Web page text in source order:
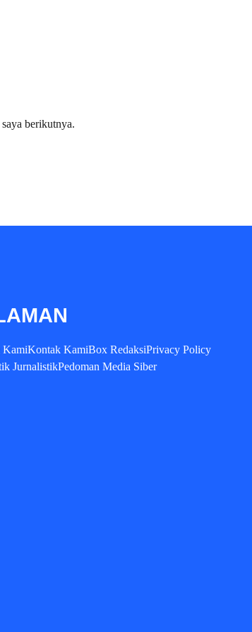
berikutnya.
KamiKontak KamiBox RedaksiPrivacy Policy
JurnalistikPedoman Media Siber